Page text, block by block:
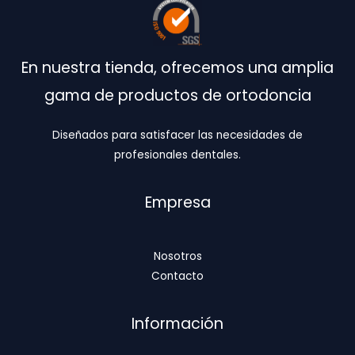
En nuestra tienda, ofrecemos una amplia
gama de productos de ortodoncia
Diseñados para satisfacer las necesidades de
profesionales dentales.
Empresa
Nosotros
Contacto
Información